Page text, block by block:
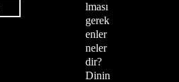
lması
gerek
enler
neler
dir?
Dinin